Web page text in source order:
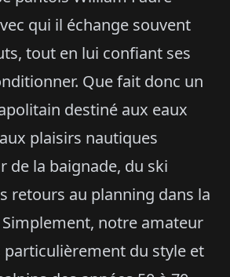
qui il échange souvent
tout en lui confiant ses
Que fait donc un
destiné aux eaux
plaisirs nautiques
de la baignade, du ski
retours au planning dans la
notre amateur
particulièrement du style et